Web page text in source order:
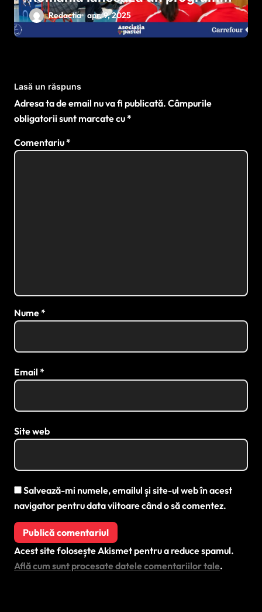
național pentru dezvoltarea
sportului paralimpic
Redactia apr. 9, 2025
Lasă un răspuns
Adresa ta de email nu va fi publicată. Câmpurile
obligatorii sunt marcate cu*
Comentariu*
Nume*
Email *
Site web
Salvează-mi numele, emailul și site-ul web în acest
navigator pentru data viitoare când o să comentez.
Acest site folosește Akismet pentru a reduce spamul.
Află cum sunt procesate datele comentariilor tale.